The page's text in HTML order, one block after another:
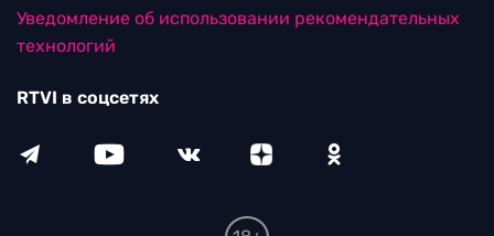
Уведомление об использовании рекомендательных
технологий
RTVI в соцсетях